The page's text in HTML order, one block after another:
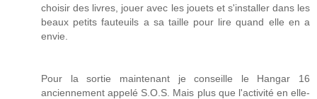
choisir des livres, jouer avec les jouets et s'installer dans les
beaux petits fauteuils a sa taille pour lire quand elle en a
envie.
Pour la sortie maintenant je conseille le Hangar 16
anciennement appelé S.O.S. Mais plus que l'activité en elle-